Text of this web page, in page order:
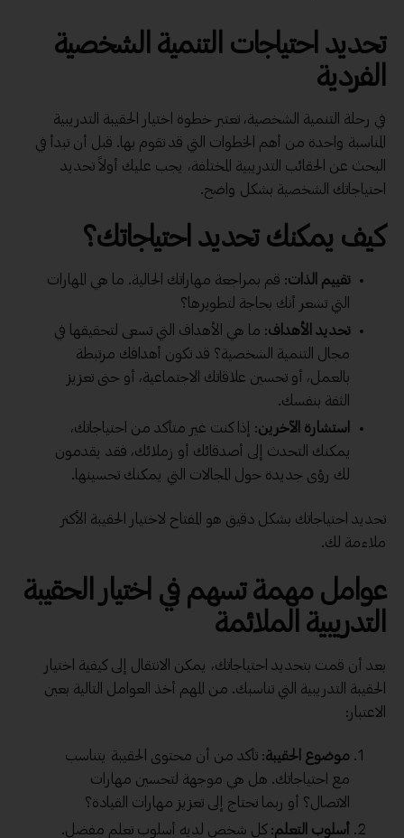
تحديد احتياجات التنمية الشخصية
الفردية
في رحلة التنمية الشخصية، تعتبر خطوة اختيار الحقيبة التدريبية
المناسبة واحدة من أهم الخطوات التي قد تقوم بها. قبل أن تبدأ في
البحث عن الحقائب التدريبية المختلفة، يجب عليك أولاً تحديد
احتياجاتك الشخصية بشكل واضح.
كيف يمكنك تحديد احتياجاتك؟
تقييم الذات: قم بمراجعة مهاراتك الحالية. ما هي المهارات
التي تشعر أنك بحاجة لتطويرها؟
تحديد الأهداف: ما هي الأهداف التي تسعى لتحقيقها في
مجال التنمية الشخصية؟ قد تكون أهدافك مرتبطة
بالعمل، أو تحسين علاقاتك الاجتماعية، أو حتى تعزيز
الثقة بنفسك.
استشارة الآخرين: إذا كنت غير متأكد من احتياجاتك،
يمكنك التحدث إلى أصدقائك أو زملائك، فقد يقدمون
لك رؤى جديدة حول المجالات التي يمكنك تحسينها.
تحديد احتياجاتك بشكل دقيق هو المفتاح لاختيار الحقيبة الأكثر
ملاءمة لك.
عوامل مهمة تسهم في اختيار الحقيبة
التدريبية الملائمة
بعد أن قمت بتحديد احتياجاتك، يمكن الانتقال إلى كيفية اختيار
الحقيبة التدريبية التي تناسبك. من المهم أخذ العوامل التالية بعين
الاعتبار:
موضوع الحقيبة: تأكد من أن محتوى الحقيبة يتناسب
مع احتياجاتك. هل هي موجهة لتحسين مهارات
الاتصال؟ أو ربما تحتاج إلى تعزيز مهارات القيادة؟
أسلوب التعلم: كل شخص لديه أسلوب تعلم مفضل.